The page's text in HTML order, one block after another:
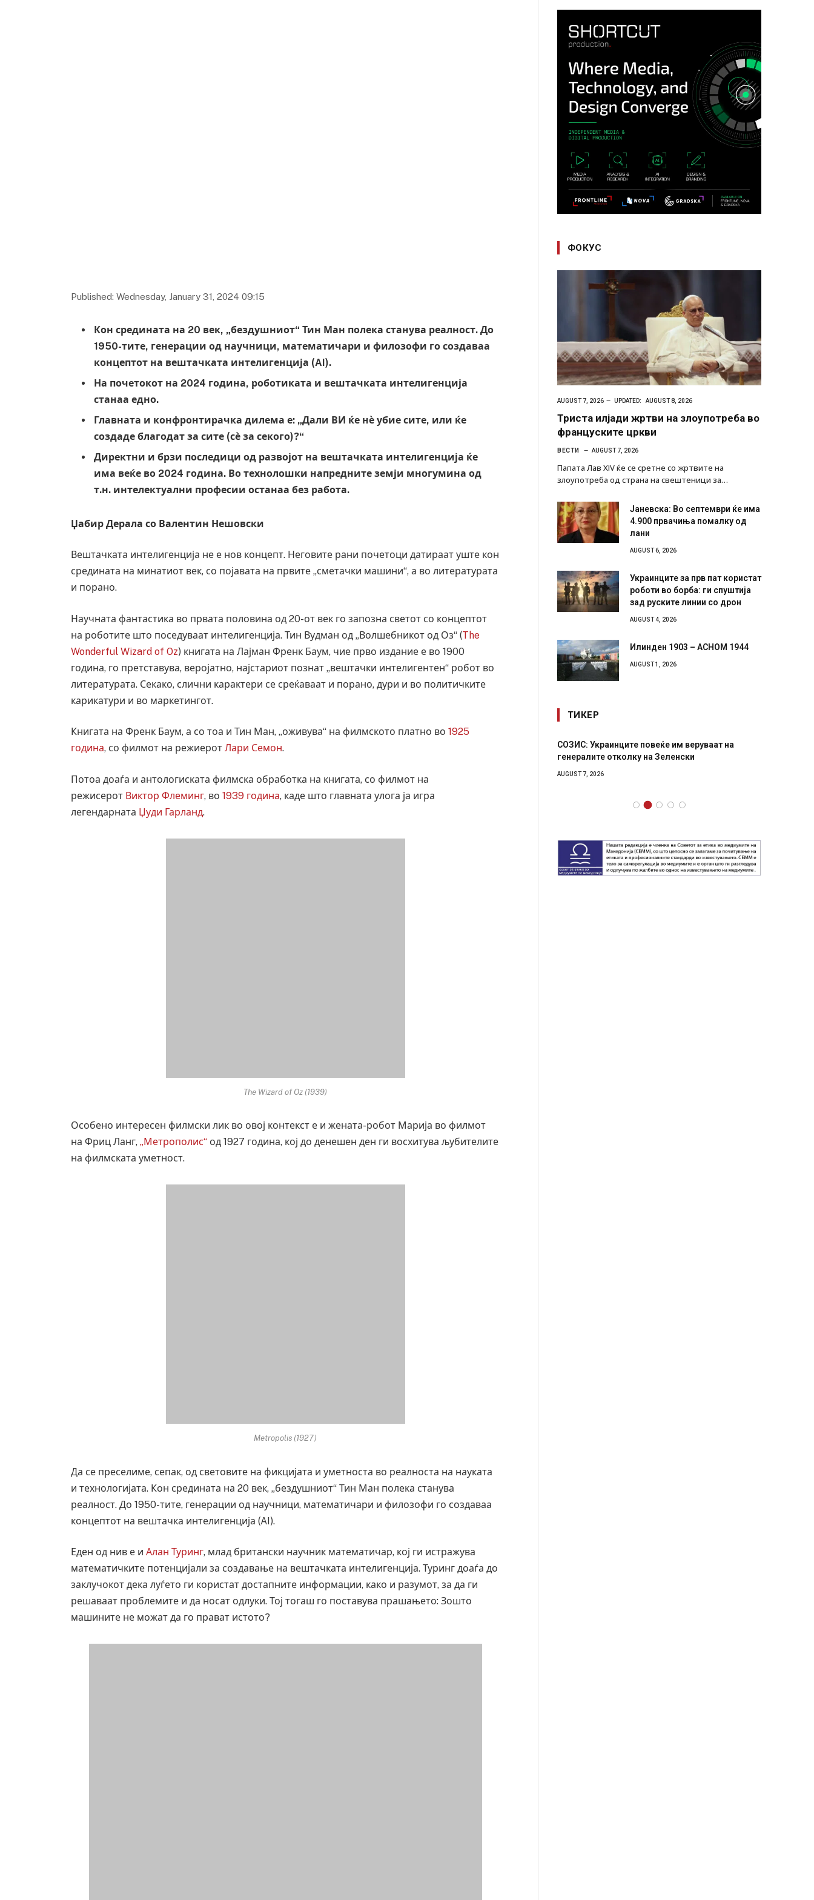
Published: Wednesday, January 31, 2024 09:15
Кон средината на 20 век, „бездушниот“ Тин Ман полека станува реалност. До
1950-тите, генерации од научници, математичари и филозофи го создаваа
концептот на вештачката интелигенција (AI).
На почетокот на 2024 година, роботиката и вештачката интелигенција
станаа едно.
Главната и конфронтирачка дилема е: „Дали ВИ ќе нѐ убие сите, или ќе
создаде благодат за сите (сѐ за секого)?“
Директни и брзи последици од развојот на вештачката интелигенција ќе
има веќе во 2024 година. Во технолошки напредните земји многумина од
т.н. интелектуални професии останаа без работа.
Џабир Дерала со Валентин Нешовски
Вештачката интелигенција не е нов концепт. Неговите рани почетоци датираат уште кон
средината на минатиот век, со појавата на првите „сметачки машини“, а во литературата
и порано.
Научната фантастика во првата половина од 20-от век го запозна светот со концептот
на роботите што поседуваат интелигенција. Тин Вудман од „Волшебникот од Оз“ (The
Wonderful Wizard of Oz) книгата на Лајман Френк Баум, чие прво издание е во 1900
година, го претставува, веројатно, најстариот познат „вештачки интелигентен“ робот во
литературата. Секако, слични карактери се среќаваат и порано, дури и во политичките
карикатури и во маркетингот.
Книгата на Френк Баум, а со тоа и Тин Ман, „оживува“ на филмското платно во1925
година, со филмот на режиеротЛари Семон.
Потоа доаѓа и антологиската филмска обработка на книгата, со филмот на
режисерот Виктор Флеминг, во1939 година, каде што главната улога ја игра
легендарната Џуди Гарланд.
The Wizard of Oz (1939)
Особено интересен филмски лик во овој контекст е и жената-робот Марија во филмот
на Фриц Ланг,„Метрополис“ од 1927 година, кој до денешен ден ги восхитува љубителите
на филмската уметност.
Metropolis (1927)
Да се преселиме, сепак, од световите на фикцијата и уметноста во реалноста на науката
и технологијата. Кон средината на 20 век, „бездушниот“ Тин Ман полека станува
реалност. До 1950-тите, генерации од научници, математичари и филозофи го создаваа
концептот на вештачка интелигенција (AI).
Еден од нив е иАлан Туринг, млад британски научник математичар, кој ги истражува
математичките потенцијали за создавање на вештачката интелигенција. Туринг доаѓа до
заклучокот дека луѓето ги користат достапните информации, како и разумот, за да ги
решаваат проблемите и да носат одлуки. Тој тогаш го поставува прашањето: Зошто
машините не можат да го прават истото?
ФОКУС
AUGUST 7, 2026 UPDATED: AUGUST 8, 2026
Триста илјади жртви на злоупотреба во
француските цркви
ВЕСТИ AUGUST 7, 2026
Папата Лав XIV ќе се сретне со жртвите на
злоупотреба од страна на свештеници за…
Јаневска: Во септември ќе има
4.900 првачиња помалку од
лани
AUGUST 6, 2026
Украинците за прв пат користат
роботи во борба: ги спуштија
зад руските линии со дрон
AUGUST 4, 2026
Илинден 1903 – АСНОМ 1944
AUGUST 1, 2026
ТИКЕР
Уште двајца починаа од повредите во ресторан
во главниот град на Русуија – експлозивот бил
AUGUST 2, 2026
СОЗИС: Украинците повеќе им веруваат на
генералите отколку на Зеленски
AUGUST 7, 2026